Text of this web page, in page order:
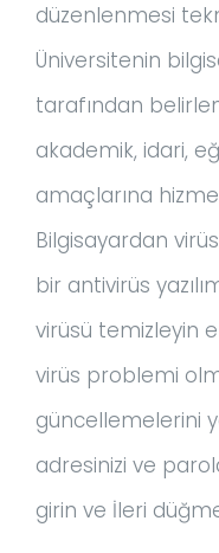
düzenlenmesi
Üniversitenin
tarafından
akademik, idari,
amaçlarına
Bilgisayardan
bir antivirüs
virüsü temizleyin
virüs problemi
güncellemelerini
adresinizi ve
girin ve İleri